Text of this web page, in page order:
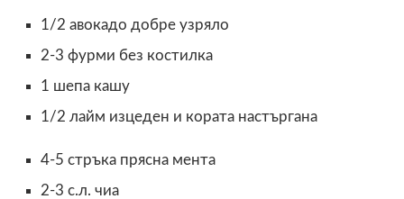
1/2 авокадо добре узряло
2-3 фурми без костилка
1 шепа кашу
1/2 лайм изцеден и кората настъргана
4-5 стръка прясна мента
2-3 с.л. чиа